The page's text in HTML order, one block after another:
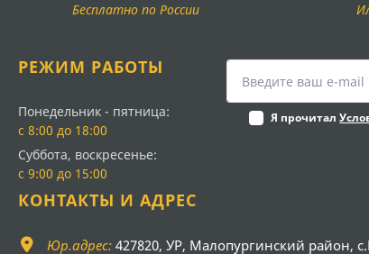
Бесплатно по России
РЕЖИМ РАБОТЫ
Понедельник - пятница:
с 8:00 до 18:00
Суббота, воскресенье:
с 9:00 до 15:00
Я прочитал
КОНТАКТЫ И АДРЕС
Юр.адрес: 427820, УР, Малопургинский район,